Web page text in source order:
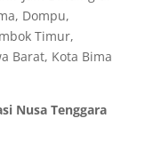
Dompu,
Timur,
Barat, Kota Bima
Nusa Tenggara